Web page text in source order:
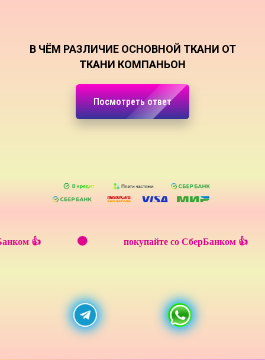
В ЧЁМ РАЗЛИЧИЕ ОСНОВНОЙ ТКАНИ ОТ
ТКАНИ КОМПАНЬОН
Посмотреть ответ
со СберБанком 👍 покупайте со